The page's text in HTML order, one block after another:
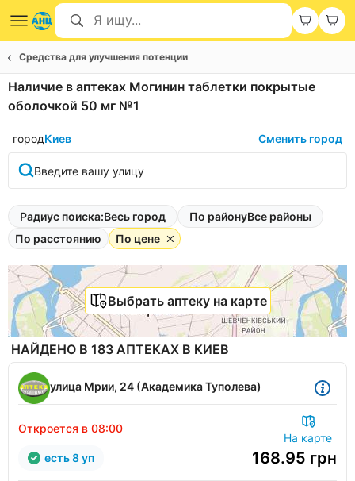
Средства для улучшения потенции
Наличие в аптеках Могинин таблетки покрытые
оболочкой 50 мг №1
городКиев Сменить город
Введите вашу улицу
Радиус поиска:Весь город По районуВсе районы
По расстоянию
По цене
Выбрать аптеку на карте
НАЙДЕНО В 183 АПТЕКАХ В КИЕВ
улица Мрии, 24 (Академика Туполева)
Откроется в 08:00
На карте
168.95 грн
есть 8 уп